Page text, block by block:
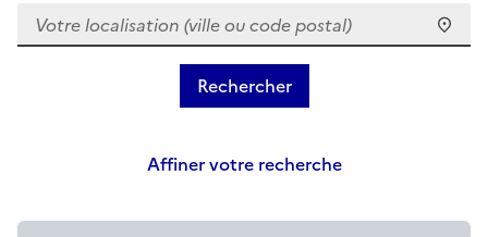
Votre localisation (ville ou code postal)
Affiner votre recherche